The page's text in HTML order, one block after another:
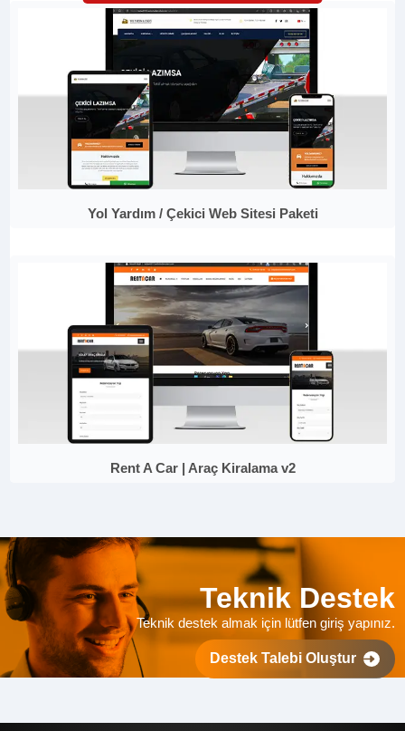
Yol Yardım / Çekici Web Sitesi Paketi
Rent A Car | Araç Kiralama v2
Teknik Destek
Teknik destek almak için lütfen giriş yapınız.
Destek Talebi Oluştur